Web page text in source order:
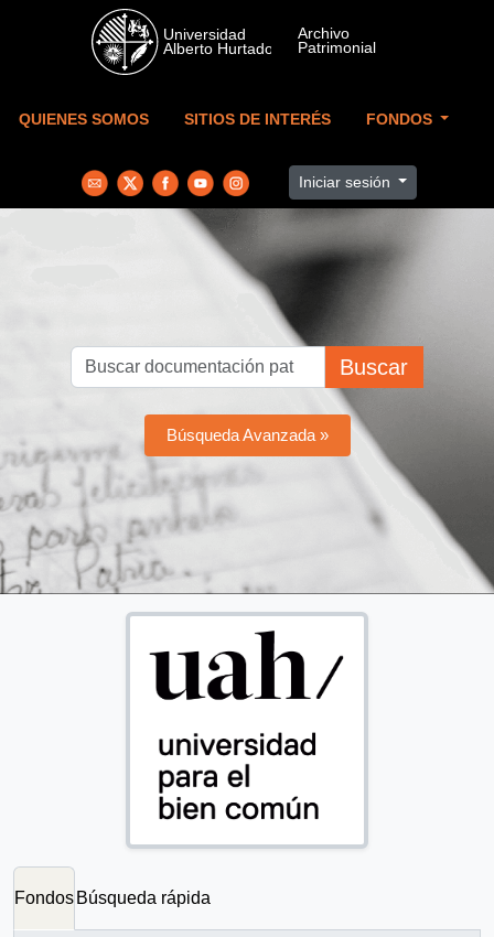
Skip to main content
QUIENES SOMOS SITIOS DE INTERÉS FONDOS
Iniciar sesión
Buscar
Búsqueda Avanzada »
Fondos Búsqueda rápida